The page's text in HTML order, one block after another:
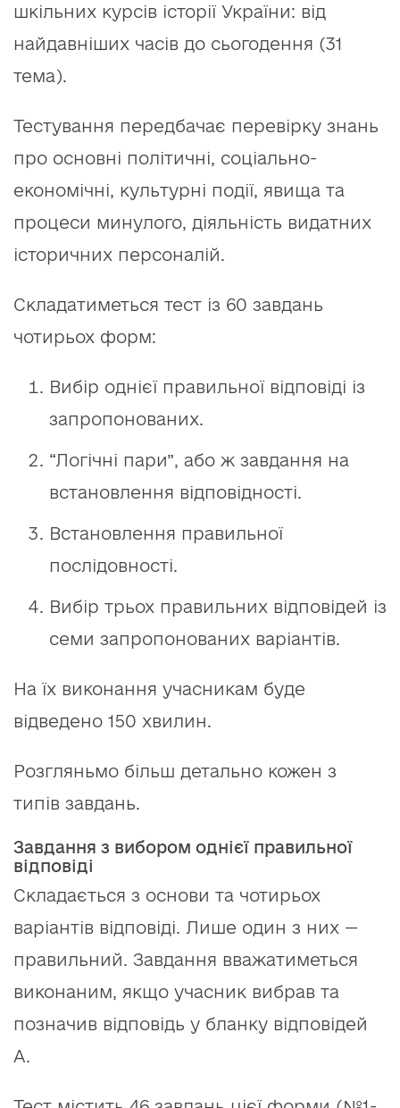
шкільних курсів історії України: від
найдавніших часів до сьогодення (31
тема).
Тестування передбачає перевірку знань
про основні політичні, соціально-
економічні, культурні події, явища та
процеси минулого, діяльність видатних
історичних персоналій.
Складатиметься тест із 60 завдань
чотирьох форм:
Вибір однієї правильної відповіді із
запропонованих.
“Логічні пари”, або ж завдання на
встановлення відповідності.
Встановлення правильної
послідовності.
Вибір трьох правильних відповідей із
семи запропонованих варіантів.
На їх виконання учасникам буде
відведено 150 хвилин.
Розгляньмо більш детально кожен з
типів завдань.
Завдання з вибором однієї правильної
відповіді
Складається з основи та чотирьох
варіантів відповіді. Лише один з них —
правильний. Завдання вважатиметься
виконаним, якщо учасник вибрав та
позначив відповідь у бланку відповідей
А.